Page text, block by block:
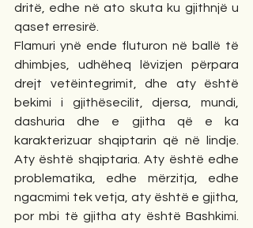
dritë, edhe në ato skuta ku gjithnjë u
qaset erresirë.
Flamuri ynë ende fluturon në ballë të
dhimbjes, udhëheq lëvizjen përpara
drejt vetëintegrimit, dhe aty është
bekimi i gjithësecilit, djersa, mundi,
dashuria dhe e gjitha që e ka
karakterizuar shqiptarin që në lindje.
Aty është shqiptaria. Aty është edhe
problematika, edhe mërzitja, edhe
ngacmimi tek vetja, aty është e gjitha,
por mbi të gjitha aty është Bashkimi.